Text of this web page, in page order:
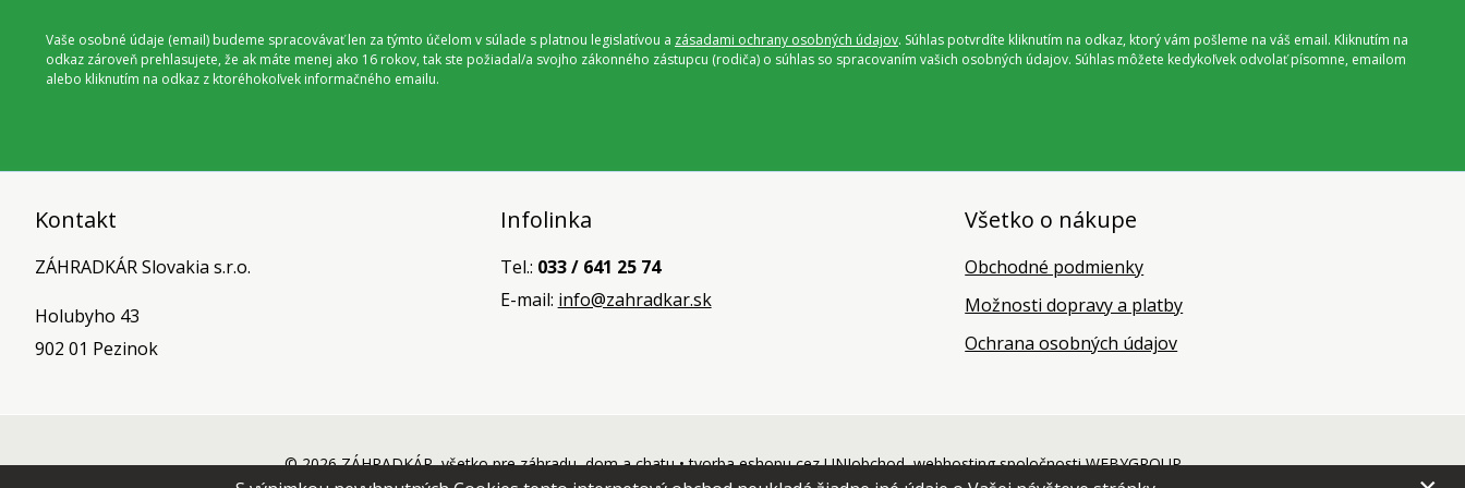
Vaše osobné údaje (email) budeme spracovávať len za týmto účelom v súlade s platnou legislatívou a zásadami ochrany osobných údajov. Súhlas potvrdíte kliknutím na odkaz, ktorý vám pošleme na váš email. Kliknutím na
odkaz zároveň prehlasujete, že ak máte menej ako 16 rokov, tak ste požiadal/a svojho zákonného zástupcu (rodiča) o súhlas so spracovaním vašich osobných údajov. Súhlas môžete kedykoľvek odvolať písomne, emailom
alebo kliknutím na odkaz z ktoréhokoľvek informačného emailu.
Kontakt
ZÁHRADKÁR Slovakia s.r.o.
Holubyho 43
902 01 Pezinok
Infolinka
Tel.: 033 / 641 25 74
E-mail: info@zahradkar.sk
Všetko o nákupe
Obchodné podmienky
Možnosti dopravy a platby
Ochrana osobných údajov
© 2026 ZÁHRADKÁR, všetko pre záhradu, dom a chatu •tvorba eshopu cez UNIobchod,webhostingspoločnostiWEBYGROUP